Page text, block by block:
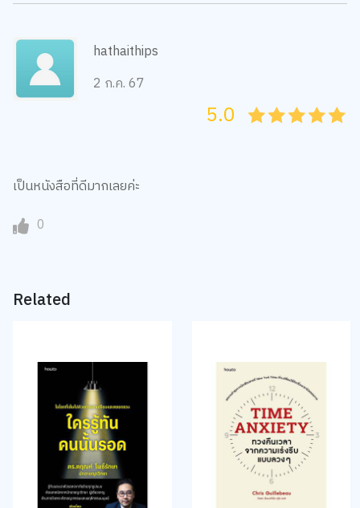
hathaithips
2 ก.ค. 67
45
4
35
3
25
2
15
1
05
5.0
เป็นหนังสือที่ดีมากเลยค่ะ
0
Related